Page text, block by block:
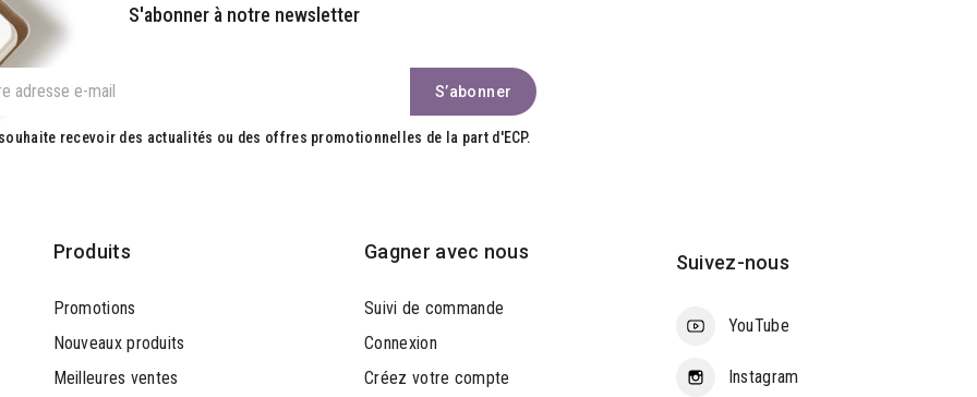
S'abonner à notre newsletter
recevoir des actualités ou des offres promotionnelles de la part d'ECP.
Produits
Promotions
Nouveaux produits
Meilleures ventes
Gagner avec nous
Suivi de commande
Connexion
Créez votre compte
Suivez-nous
YouTube
Instagram